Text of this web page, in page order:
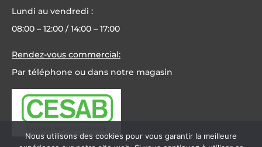
Lundi au vendredi :
08:00 – 12:00 / 14:00 – 17:00
Rendez-vous commercial:
Par téléphone ou dans notre magasin
Nous utilisons des cookies pour vous garantir la meilleure